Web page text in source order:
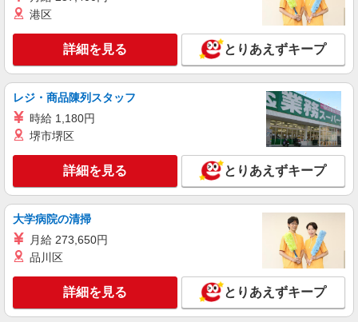
港区
詳細を見る とりあえずキープ
レジ・商品陳列スタッフ
時給 1,180円
堺市堺区
詳細を見る とりあえずキープ
大学病院の清掃
月給 273,650円
品川区
詳細を見る とりあえずキープ